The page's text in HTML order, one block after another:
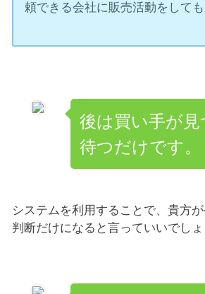
頼できる会社に販売活動をしても
後は買い手が
待つだけです。
システムを利用することで、貴方
判断だけになると言っていいでしょ